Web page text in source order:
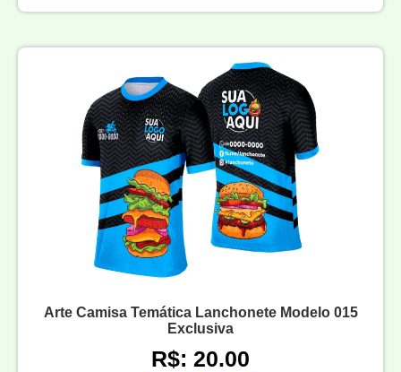
Arte Camisa Temática Lanchonete Modelo 015
Exclusiva
R$: 20.00